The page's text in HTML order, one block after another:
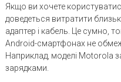
Якщо ви хочете
доведеться витратити
адаптер і кабель. Це сумно,
Android-смартфонах не
Наприклад, моделі Motorola
зарядками.